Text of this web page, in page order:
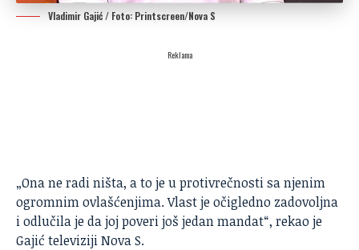
Vladimir Gajić / Foto: Printscreen/Nova S
Reklama
„Ona ne radi ništa, a to je u protivrečnosti sa njenim
ogromnim ovlašćenjima. Vlast je očigledno zadovoljna
i odlučila je da joj poveri još jedan mandat“, rekao je
Gajić televiziji Nova S.